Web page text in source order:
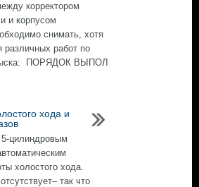
корректором
и корпусом
снимать, хотя
различных работ по
ПОРЯДОК ВЫПОЛ
хода и
цилиндровым
холостого хода.
так что